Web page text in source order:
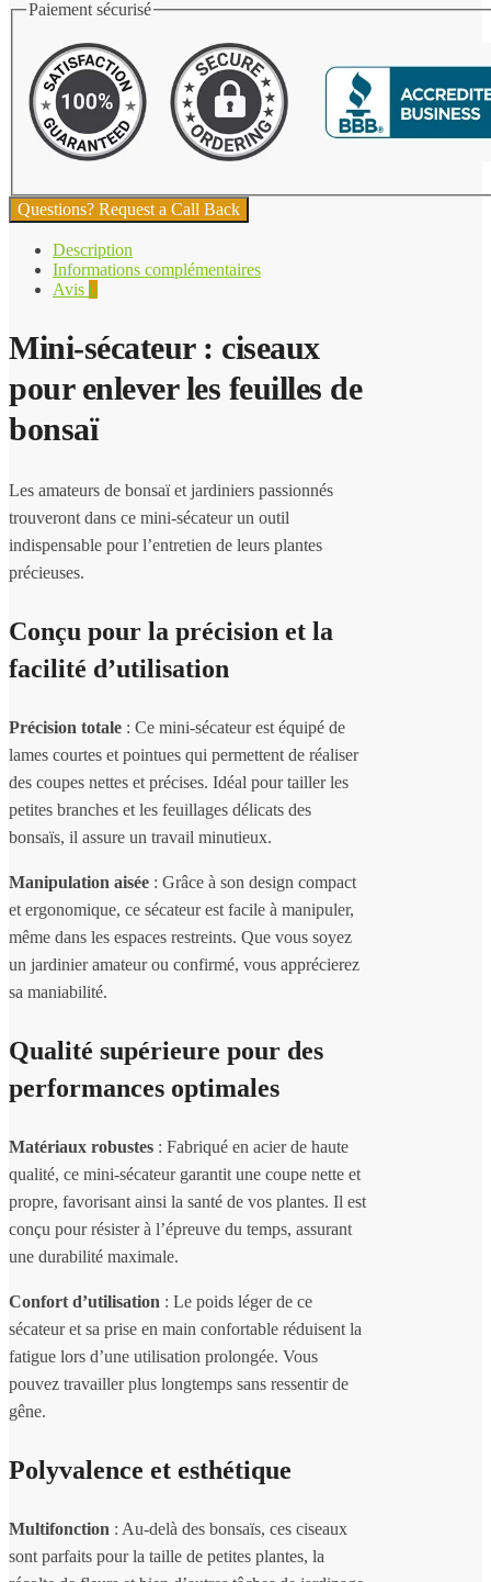
Paiement sécurisé
Questions? Request a Call Back
Description
Informations complémentaires
Avis 0
Mini-sécateur : ciseaux
pour enlever les feuilles de
bonsaï
Les amateurs de bonsaï et jardiniers passionnés
trouveront dans ce mini-sécateur un outil
indispensable pour l’entretien de leurs plantes
précieuses.
Conçu pour la précision et la
facilité d’utilisation
Précision totale : Ce mini-sécateur est équipé de
lames courtes et pointues qui permettent de réaliser
des coupes nettes et précises. Idéal pour tailler les
petites branches et les feuillages délicats des
bonsaïs, il assure un travail minutieux.
Manipulation aisée : Grâce à son design compact
et ergonomique, ce sécateur est facile à manipuler,
même dans les espaces restreints. Que vous soyez
un jardinier amateur ou confirmé, vous apprécierez
sa maniabilité.
Qualité supérieure pour des
performances optimales
Matériaux robustes : Fabriqué en acier de haute
qualité, ce mini-sécateur garantit une coupe nette et
propre, favorisant ainsi la santé de vos plantes. Il est
conçu pour résister à l’épreuve du temps, assurant
une durabilité maximale.
Confort d’utilisation : Le poids léger de ce
sécateur et sa prise en main confortable réduisent la
fatigue lors d’une utilisation prolongée. Vous
pouvez travailler plus longtemps sans ressentir de
gêne.
Polyvalence et esthétique
Multifonction : Au-delà des bonsaïs, ces ciseaux
sont parfaits pour la taille de petites plantes, la